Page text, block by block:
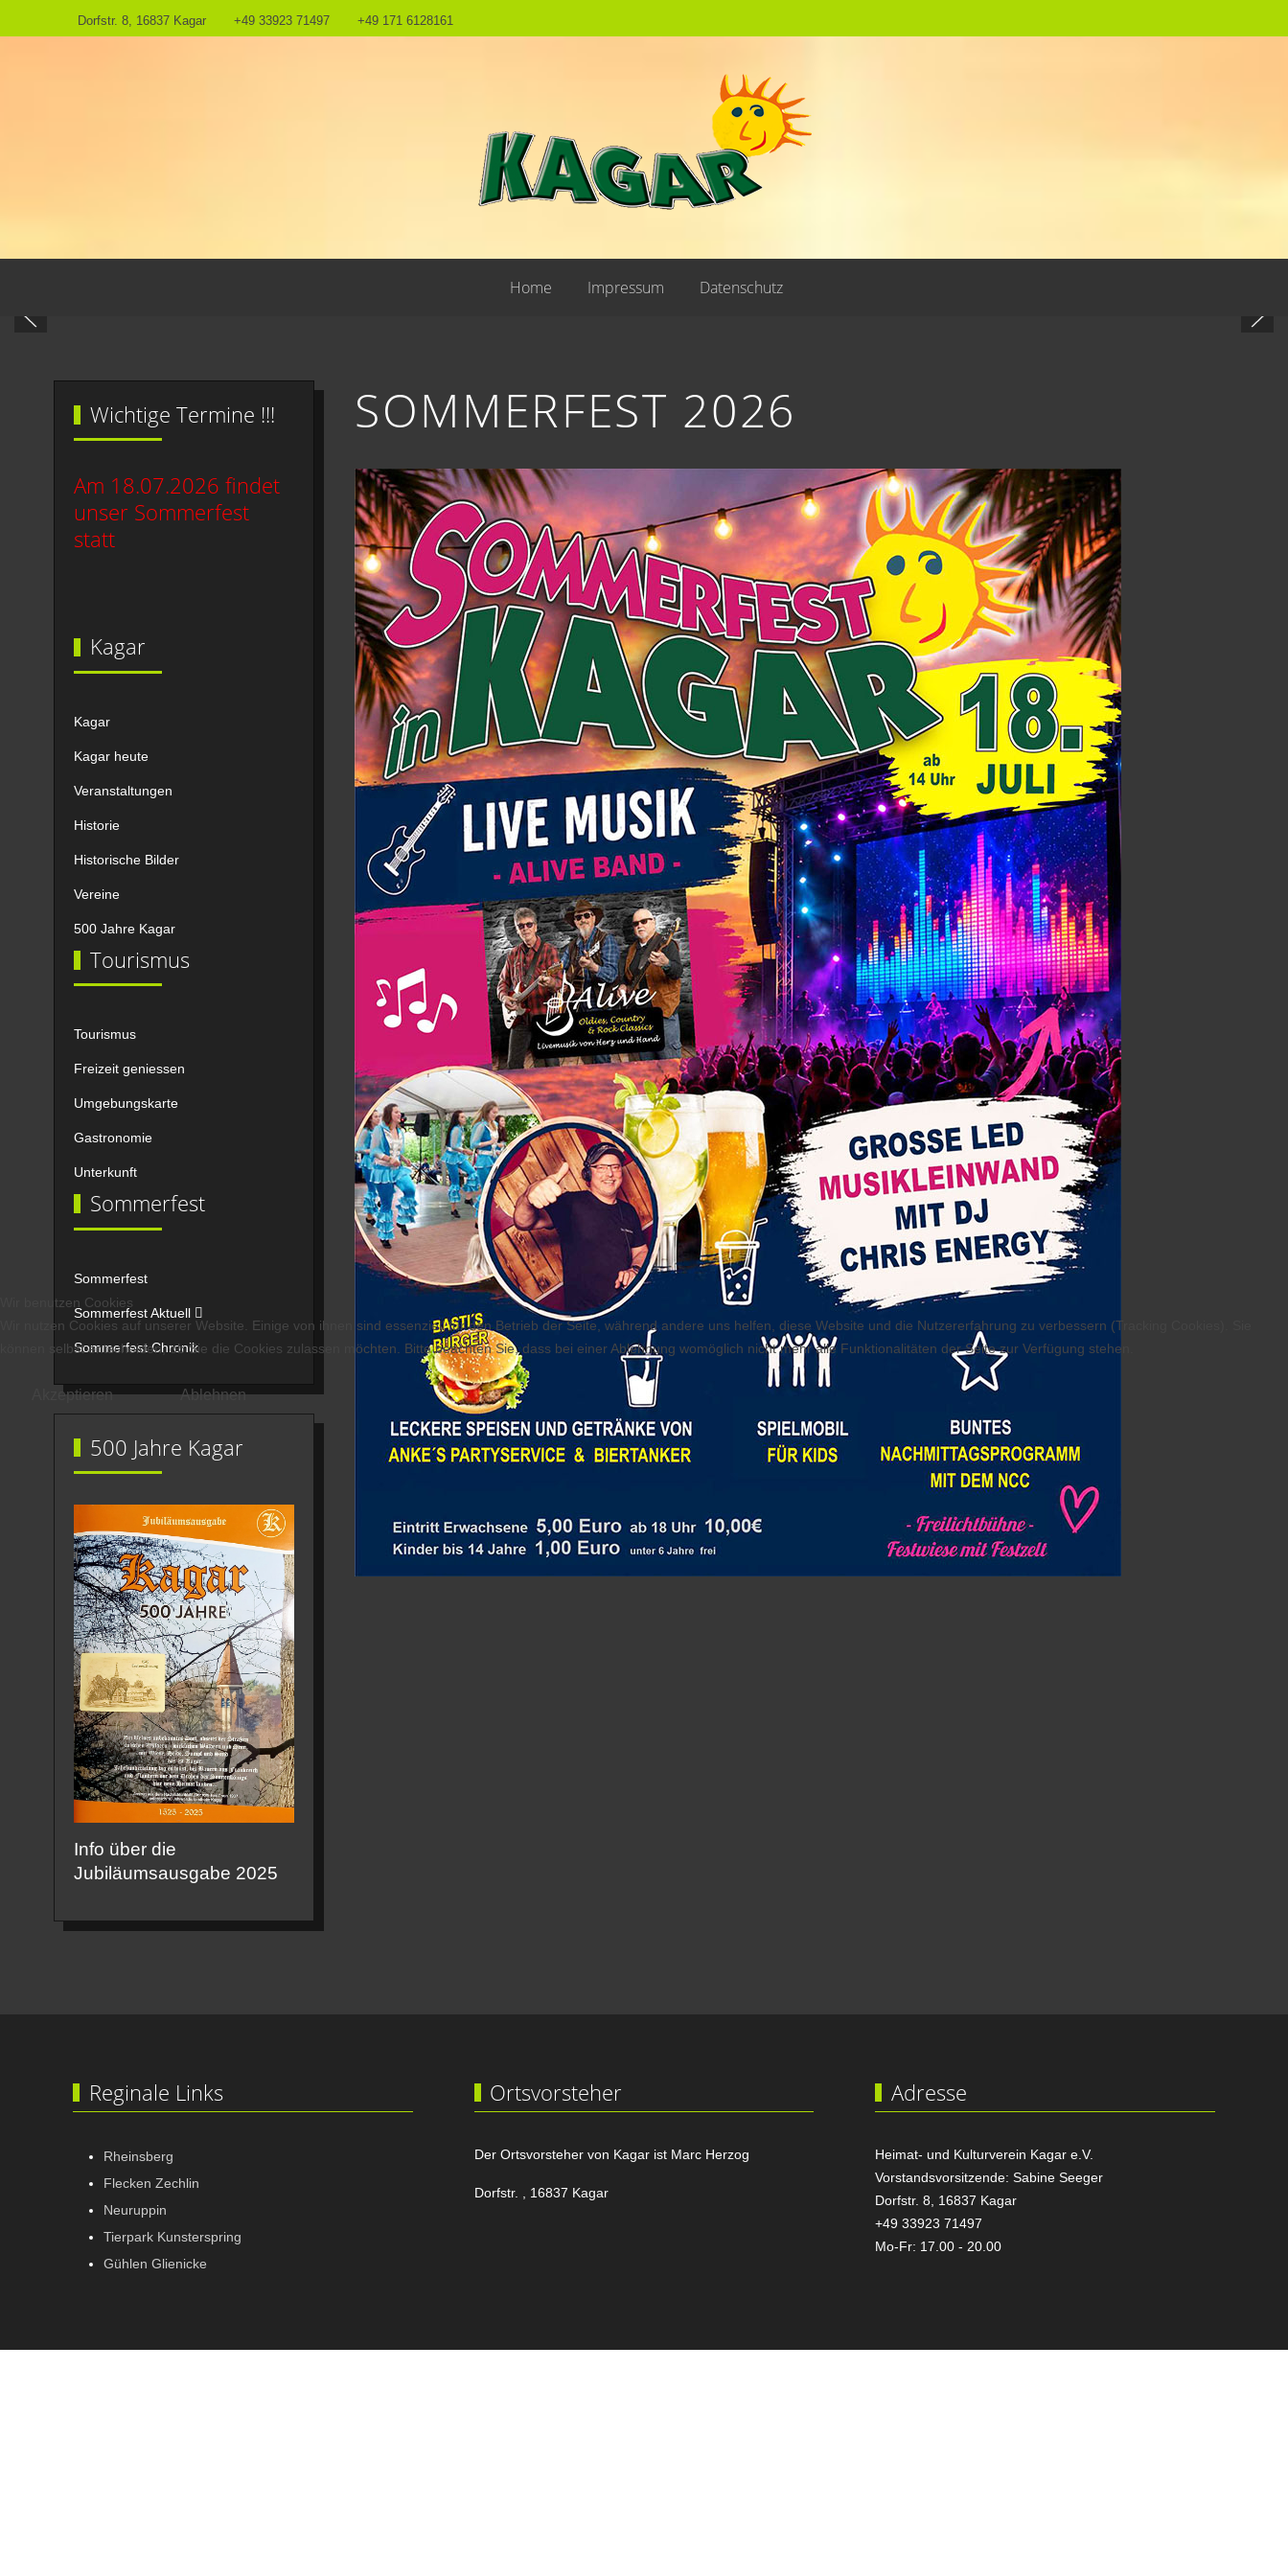
Dorfstr. 8, 16837 Kagar +49 33923 71497 +49 171 6128161
Home Impressum Datenschutz
Wichtige Termine !!!
Am 18.07.2026 findet
unser Sommerfest
statt
Kagar
Kagar
Kagar heute
Veranstaltungen
Historie
Historische Bilder
Vereine
500 Jahre Kagar
Tourismus
Tourismus
Freizeit geniessen
Umgebungskarte
Gastronomie
Unterkunft
Sommerfest
Sommerfest
Sommerfest Aktuell
Sommerfest Chronik
500 Jahre Kagar
Info über die
Jubiläumsausgabe 2025
SOMMERFEST 2026
Reginale Links
Rheinsberg
Flecken Zechlin
Neuruppin
Tierpark Kunsterspring
Gühlen Glienicke
Ortsvorsteher
Der Ortsvorsteher von Kagar ist Marc Herzog
Dorfstr. , 16837 Kagar
Adresse
Heimat- und Kulturverein Kagar e.V.
Vorstandsvorsitzende: Sabine Seeger
Dorfstr. 8, 16837 Kagar
+49 33923 71497
Mo-Fr: 17.00 - 20.00
Wir benutzen Cookies
Wir nutzen Cookies auf unserer Website. Einige von ihnen sind essenziell für den Betrieb der Seite, während andere uns helfen, diese Website und die Nutzererfahrung zu verbessern (Tracking Cookies). Sie
können selbst entscheiden, ob Sie die Cookies zulassen möchten. Bitte beachten Sie, dass bei einer Ablehnung womöglich nicht mehr alle Funktionalitäten der Seite zur Verfügung stehen.
Akzeptieren Ablehnen